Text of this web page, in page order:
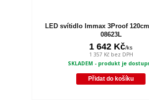
LED svítidlo Immax 3Proof
08623L
1 642 Kč/ks
1 357 Kč bez DPH
SKLADEM - produkt je
Přidat do košíku